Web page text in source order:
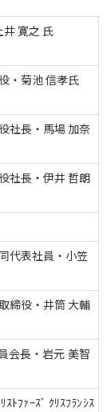
寛之 氏
・菊池 信孝氏
社長・馬場 加奈
社長・伊井 哲朗
代表社員・小笠
締役・井筒 大輔
会長・岩元 美智
ﾌｧｰｽﾞ ｸﾘｽﾌﾗﾝｼｽ